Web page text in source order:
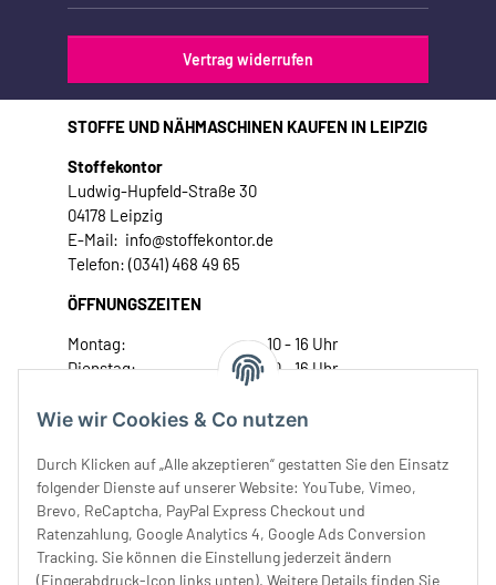
Wie wir Cookies & Co nutzen
Durch Klicken auf „Alle akzeptieren“ gestatten Sie den Einsatz
folgender Dienste auf unserer Website: YouTube, Vimeo,
Brevo, ReCaptcha, PayPal Express Checkout und
Ratenzahlung, Google Analytics 4, Google Ads Conversion
Tracking. Sie können die Einstellung jederzeit ändern
(Fingerabdruck-Icon links unten). Weitere Details finden Sie
Vertrag widerrufen
STOFFE UND NÄHMASCHINEN KAUFEN IN LEIPZIG
Stoffekontor
Ludwig-Hupfeld-Straße 30
04178 Leipzig
E-Mail: info@stoffekontor.de
Telefon: (0341) 468 49 65
ÖFFNUNGSZEITEN
Montag:
10 - 16 Uhr
Dienstag:
10 - 16 Uhr
Donnerstag:
10 - 18 Uhr
Samstag:
10 - 14 Uhr
Unser Service
Rechtliches